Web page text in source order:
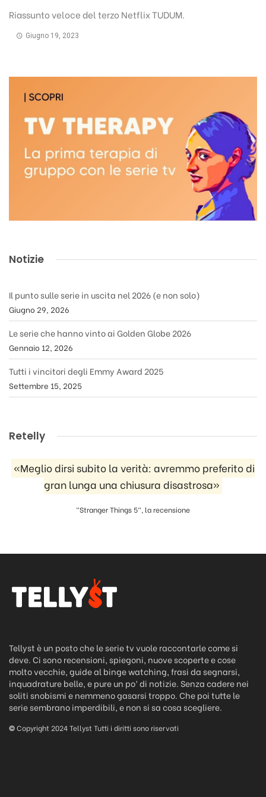
Riassunto veloce del terzo Netflix TUDUM.
Giugno 19, 2023
Notizie
Il punto sulle serie in uscita nel 2026 (e non solo)
Giugno 29, 2026
Le serie che hanno vinto ai Golden Globe 2026
Gennaio 12, 2026
Tutti i vincitori degli Emmy Award 2025
Settembre 15, 2025
Retelly
«Meglio dirsi subito la verità: avremmo preferito di
gran lunga una chiusura disastrosa»
"Stranger Things 5", la recensione
Tellyst è un posto che le serie tv vuole raccontarle come si
deve. Ci sono recensioni, spiegoni, nuove scoperte e cose
molto vecchie, guide al binge watching, frasi da segnarsi,
inquadrature belle, e pure un po’ di notizie. Senza cadere nei
soliti snobismi e nemmeno gasarsi troppo. Che poi tutte le
serie sembrano imperdibili, e non si sa cosa scegliere.
©Copyright 2024 Tellyst Tutti i diritti sono riservati